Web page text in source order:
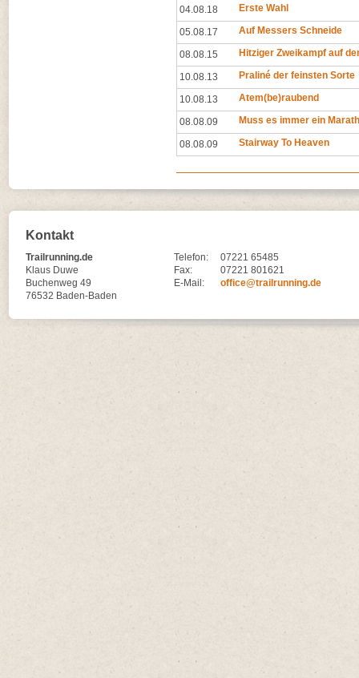
04.08.18 Erste Wahl
05.08.17 Auf Messers Schneide
08.08.15 Hitziger Zweikampf auf
10.08.13 Praliné der feinsten Sorte
10.08.13 Atem(be)raubend
08.08.09 Muss es immer ein
08.08.09 Stairway To Heaven
Kontakt
Trailrunning.de
Klaus Duwe
Buchenweg 49
76532 Baden-Baden
Telefon:
07221 65485
Fax:
07221 801621
E-Mail:
office@trailrunning.de